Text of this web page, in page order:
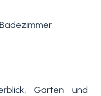
Garten und